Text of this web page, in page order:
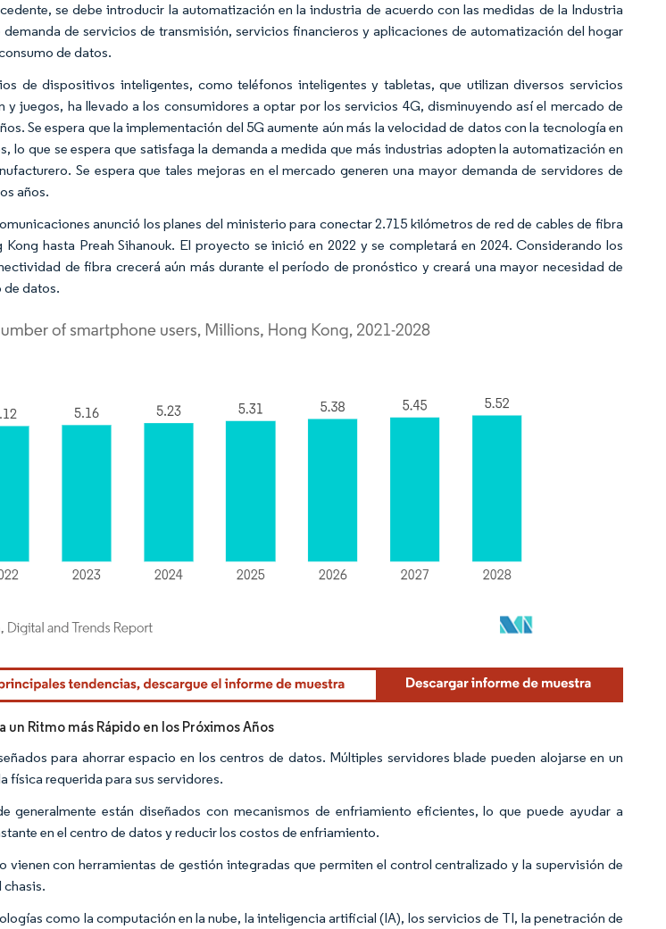
se debe introducir la automatización en la industria de acuerdo con las medidas de la Industria
demanda de servicios de transmisión, servicios financieros y aplicaciones de automatización del hogar
de datos.
de dispositivos inteligentes, como teléfonos inteligentes y tabletas, que utilizan diversos servicios
y juegos, ha llevado a los consumidores a optar por los servicios 4G, disminuyendo así el mercado de
Se espera que la implementación del 5G aumente aún más la velocidad de datos con la tecnología en
lo que se espera que satisfaga la demanda a medida que más industrias adopten la automatización en
Se espera que tales mejoras en el mercado generen una mayor demanda de servidores de
años.
anunció los planes del ministerio para conectar 2.715 kilómetros de red de cables de fibra
hasta Preah Sihanouk. El proyecto se inició en 2022 y se completará en 2024. Considerando los
de fibra crecerá aún más durante el período de pronóstico y creará una mayor necesidad de
de datos.
atribución según CC BY 4.0.
un Ritmo más Rápido en los Próximos Años
para ahorrar espacio en los centros de datos. Múltiples servidores blade pueden alojarse en un
física requerida para sus servidores.
generalmente están diseñados con mecanismos de enfriamiento eficientes, lo que puede ayudar a
en el centro de datos y reducir los costos de enfriamiento.
vienen con herramientas de gestión integradas que permiten el control centralizado y la supervisión de
como la computación en la nube, la inteligencia artificial (IA), los servicios de TI, la penetración de